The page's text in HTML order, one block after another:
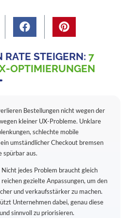
RATE STEIGERN: 7
OPTIMIERUNGEN
Bestellungen nicht wegen der
kleiner UX-Probleme. Unklare
schlechte mobile
umständlicher Checkout bremsen
spürbar aus.
jedes Problem braucht gleich
gezielte Anpassungen, um den
und verkaufsstärker zu machen.
Unternehmen dabei, genau diese
sinnvoll zu priorisieren.